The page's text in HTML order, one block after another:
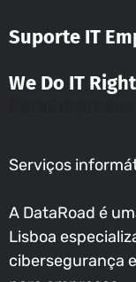
Suporte IT
We Do IT Right
Serviços
A DataRoad é
Lisboa
cibersegurança